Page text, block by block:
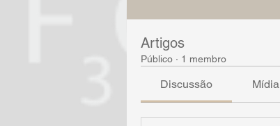
Artigos
Público · 1 membro
Discussão Mídia